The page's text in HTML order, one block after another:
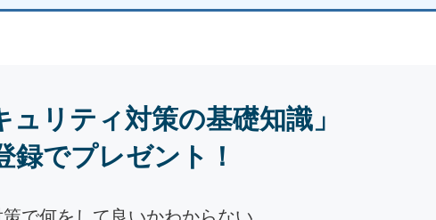
ュリティ対策の基礎知識」
録でプレゼント！